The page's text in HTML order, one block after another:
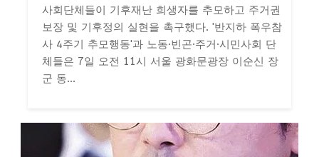
사회단체들이 기후재난 희생자를 추모하고 주거권
보장 및 기후정의 실현을 촉구했다. '반지하 폭우참
사 4주기 추모행동'과 노동·빈곤·주거·시민사회 단
체들은 7일 오전 11시 서울 광화문광장 이순신 장
군 동...